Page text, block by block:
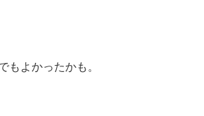
もよかったかも。